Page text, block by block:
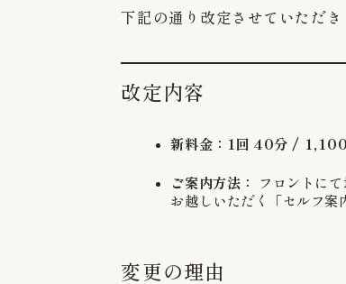
下記の通り改定させていただき
改定内容
新料金：1回 40分 / 1,100
ご案内方法：
フロントに
お越しいただく「セルフ案
変更の理由